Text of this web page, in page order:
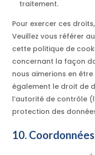
traitement.
Pour exercer ces
Veuillez vous référer
cette politique de
concernant la façon
nous aimerions en
également le droit de
l’autorité de contrôle
protection des
10. Coordonnées